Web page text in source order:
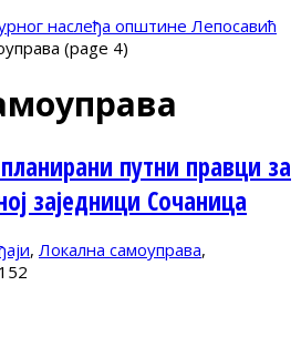
(page 4)
путни правци за
заједници Сочаница
, Локална самоуправа,
152